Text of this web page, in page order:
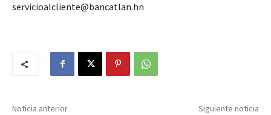
servicioalcliente@bancatlan.hn
Noticia anterior Siguiente noticia